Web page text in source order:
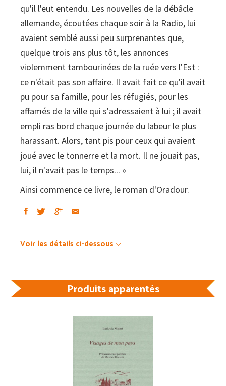
qu'il l'eut entendu. Les nouvelles de la débâcle
allemande, écoutées chaque soir à la Radio, lui
avaient semblé aussi peu surprenantes que,
quelque trois ans plus tôt, les annonces
violemment tambourinées de la ruée vers l'Est :
ce n'était pas son affaire. Il avait fait ce qu'il avait
pu pour sa famille, pour les réfugiés, pour les
affamés de la ville qui s'adressaient à lui ; il avait
empli ras bord chaque journée du labeur le plus
harassant. Alors, tant pis pour ceux qui avaient
joué avec le tonnerre et la mort. Il ne jouait pas,
lui, il n'avait pas le temps... »
Ainsi commence ce livre, le roman d'Oradour.
Voir les détails ci-dessous
Produits apparentés